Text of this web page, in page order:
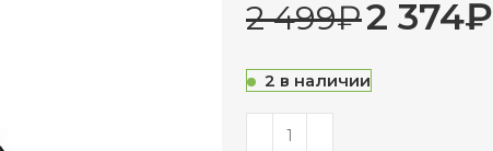
2 499₽2 374₽
2 в наличии